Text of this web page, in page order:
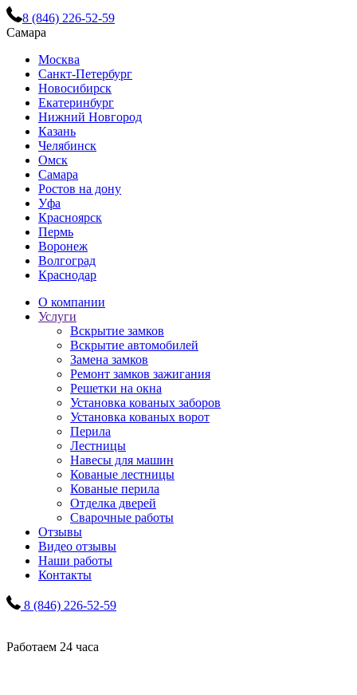
8 (846) 226-52-59
Самара
Москва
Санкт-Петербург
Новосибирск
Екатеринбург
Нижний Новгород
Казань
Челябинск
Омск
Самара
Ростов на дону
Уфа
Красноярск
Пермь
Воронеж
Волгоград
Краснодар
О компании
Услуги
Вскрытие замков
Вскрытие автомобилей
Замена замков
Ремонт замков зажигания
Решетки на окна
Установка кованых заборов
Установка кованых ворот
Перила
Лестницы
Навесы для машин
Кованые лестницы
Кованые перила
Отделка дверей
Сварочные работы
Отзывы
Видео отзывы
Наши работы
Контакты
8 (846) 226-52-59
Работаем 24 часа